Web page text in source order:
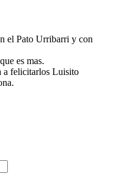
el Pato Urribarri y con
es mas.
a felicitarlos Luisito